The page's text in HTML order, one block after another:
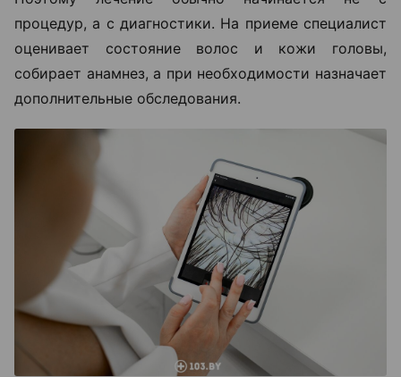
процедур, а с диагностики. На приеме специалист
оценивает состояние волос и кожи головы,
собирает анамнез, а при необходимости назначает
дополнительные обследования.